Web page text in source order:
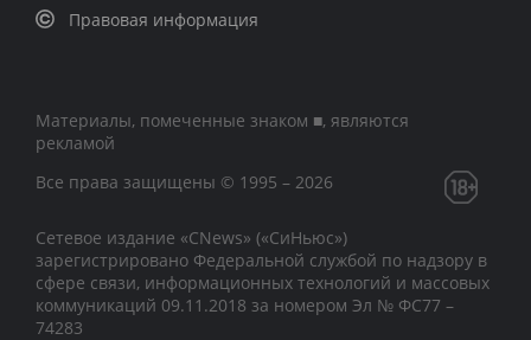
Правовая информация
Материалы, помеченные знаком ■, являются
рекламой
Все права защищены © 1995 – 2026
Сетевое издание «CNews» («СиНьюс»)
зарегистрировано Федеральной службой по надзору в
сфере связи, информационных технологий и массовых
коммуникаций 09.11.2018 за номером Эл № ФС77 –
74283